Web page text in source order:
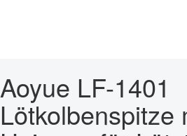
Aoyue LF-1401
Lötkolbenspitze